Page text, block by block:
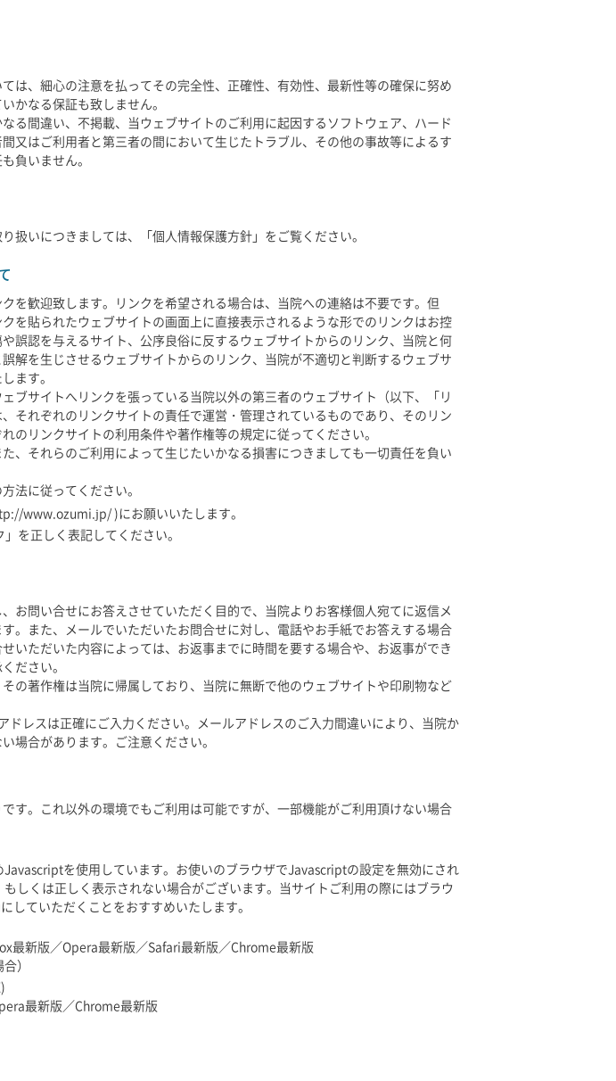
は、細心の注意を払ってその完全性、正確性、有効性、最新性等の確保に努め
かなる保証も致しません。
る間違い、不掲載、当ウェブサイトのご利用に起因するソフトウェア、ハード
又はご利用者と第三者の間において生じたトラブル、その他の事故等によるす
負いません。
扱いにつきましては、「個人情報保護方針」をご覧ください。
を歓迎致します。リンクを希望される場合は、当院への連絡は不要です。但
を貼られたウェブサイトの画面上に直接表示されるような形でのリンクはお控
誤認を与えるサイト、公序良俗に反するウェブサイトからのリンク、当院と何
解を生じさせるウェブサイトからのリンク、当院が不適切と判断するウェブサ
ます。
ブサイトへリンクを張っている当院以外の第三者のウェブサイト（以下、「リ
それぞれのリンクサイトの責任で運営・管理されているものであり、そのリン
のリンクサイトの利用条件や著作権等の規定に従ってください。
、それらのご利用によって生じたいかなる損害につきましても一切責任を負い
法に従ってください。
www.ozumi.jp/ )にお願いいたします。
を正しく表記してください。
お問い合せにお答えさせていただく目的で、当院よりお客様個人宛てに返信メ
。また、メールでいただいたお問合せに対し、電話やお手紙でお答えする場合
いただいた内容によっては、お返事までに時間を要する場合や、お返事ができ
ださい。
の著作権は当院に帰属しており、当院に無断で他のウェブサイトや印刷物など
ドレスは正確にご入力ください。メールアドレスのご入力間違いにより、当院か
場合があります。ご注意ください。
す。これ以外の環境でもご利用は可能ですが、一部機能がご利用頂けない場合
を使用しています。お使いのブラウザでJavascriptの設定を無効にされ
しくは正しく表示されない場合がございます。当サイトご利用の際にはブラウ
していただくことをおすすめいたします。
最新版／Opera最新版／Safari最新版／Chrome最新版
）
最新版／Chrome最新版